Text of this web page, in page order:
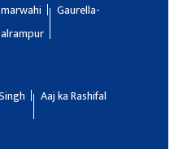
Gaurella-
Aaj ka Rashifal